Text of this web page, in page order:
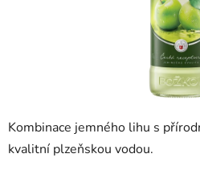
Kombinace jemného lihu s
kvalitní plzeňskou vodou.